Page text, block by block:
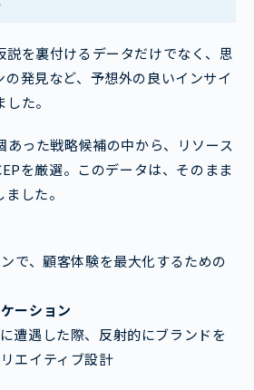
説を裏付けるデータだけでなく、思
の発見など、予想外の良いインサイ
た。
あった戦略候補の中から、リソース
を厳選。このデータは、そのまま
した。
で、顧客体験を最大化するための
ーション
遭遇した際、反射的にブランドを
エイティブ設計